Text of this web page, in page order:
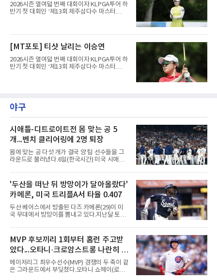
2026시즌 열여덟 번째 대회이자 KLPGA투어 하
반기 첫 대회인 ‘제13회 제주삼다수 마스터
트(파72/6,767야드)에서 열리고 있다.6일 현재
홀에서 경기하고 있다.
[MT포토] 티샷 날리는 이승연
2026시즌 열여덟 번째 대회이자 KLPGA투어 하
반기 첫 대회인 ‘제13회 제주삼다수 마스터
홀에서 경기하고 있다.
야구
시애틀-디트로이트전 몸 맞는 공 5
개...벤치 클리어링에 2명 퇴장
몸에 맞는 공 다섯 개가 결국 양 팀 선수들을 그
라운드로 불러냈다.6일(한국시간) 미국 시애틀
로이트 타이거스의 경기에서 벤치 클리어링이
벌어졌다. 난투극으로 번지지는 않았으나 좌완
게이브 스파이어와 댄 윌슨 시애틀 감독이 퇴장
당했다.발단은 선발이었다. 시애틀 브라이언 우
가 디트로이트 타자를 세 차례 맞혔다. 다만 팔꿈
치 보호대에 맞거나 변화구에 발이 스치는 수준
이어서 치명적이지는 않았다.분위기는 그다음에
리를 맞혔다. 토레스와 시애틀 포수 칼 롤리가 말
을 주고받자 AJ 힌치 디
'두산을 떠난 뒤 방망이가 달아올랐다'
카메론, 미국 트리플A서 타율 0.407
두산 베어스에서 방출된 다즈 카메론(29)이 미
국 무대에서 방망이를 뽐내고 있다.지난달 토론
론은 루키리그 2경기를 거쳐 트리플A 버펄로 바
이슨스로 승격한 뒤 연일 뜨거운 타격감을 보이
고 있다.수치가 압도적이다. 트리플A 15경기에
서 타율 0.407(54타수 22안타), 2홈런, 10타점,
8도루를 기록 중이며 OPS는 1.151에 이른다.
15경기 중 14경기에서 안타를 만들었고 최근 7
경기 연속 안타도 이어갔다.6일(한국시간) 노퍽
MVP 후보끼리 1회부터 홈런 주고받
았다...오타니·크로암스트롱 나란히 홈
런 맞불
메이저리그 최우수선수(MVP) 경쟁의 두 축이 같
은 그라운드에서 부딪쳤다.오타니 쇼헤이(로스